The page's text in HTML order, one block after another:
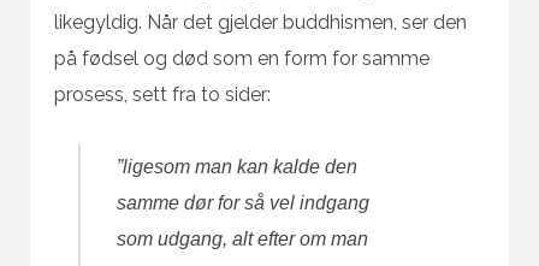
likegyldig. Når det gjelder buddhismen, ser den
på fødsel og død som en form for samme
prosess, sett fra to sider:
”ligesom man kan kalde den
samme dør for så vel indgang
som udgang, alt efter om man